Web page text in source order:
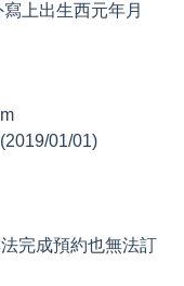
上出生西元年月
01/01)
完成預約也無法訂